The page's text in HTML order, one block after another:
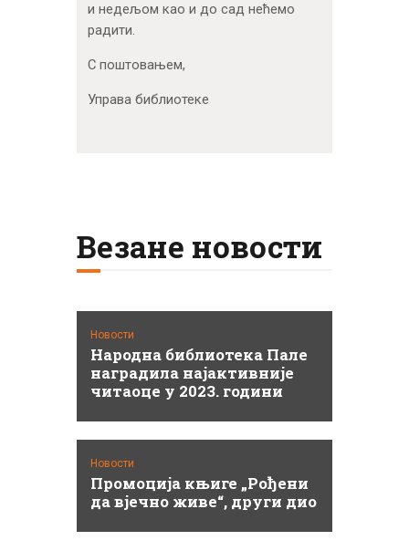
и недељом као и до сад нећемо
радити.
С поштовањем,
Управа библиотеке
Везане новости
Новости
Народна библиотека Пале
наградила најактивније
читаоце у 2023. години
Новости
Промоција књиге „Рођени
да вјечно живе“, други дио